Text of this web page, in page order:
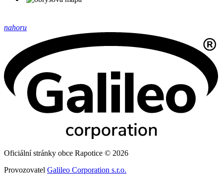
nahoru
Oficiální stránky obce Rapotice © 2026
Provozovatel Galileo Corporation s.r.o.